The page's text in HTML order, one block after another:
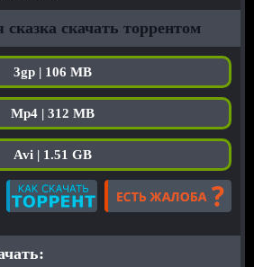
сказка скачать торрентом
3gp | 106 MB
Mp4 | 312 MB
Avi | 1.51 GB